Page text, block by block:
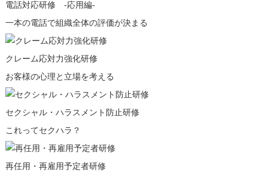
電話対応研修 -応用編-
一本の電話で組織全体の評価が決まる
クレーム応対力強化研修
お客様の心理と立場を考える
セクシャル・ハラスメント防止研修
これってセクハラ？
再任用・再雇用予定者研修